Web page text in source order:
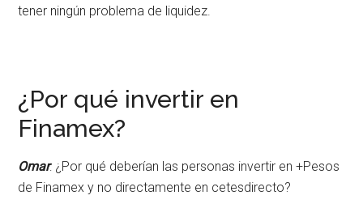
tener ningún problema de liquidez.
¿Por qué invertir en
Finamex?
Omar: ¿Por qué deberían las personas invertir en +Pesos
de Finamex y no directamente en cetesdirecto?